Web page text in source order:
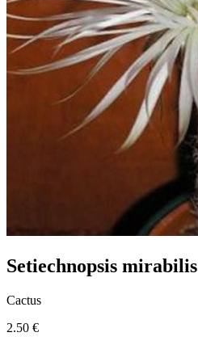
Setiechnopsis mirabilis
Cactus
2.50 €